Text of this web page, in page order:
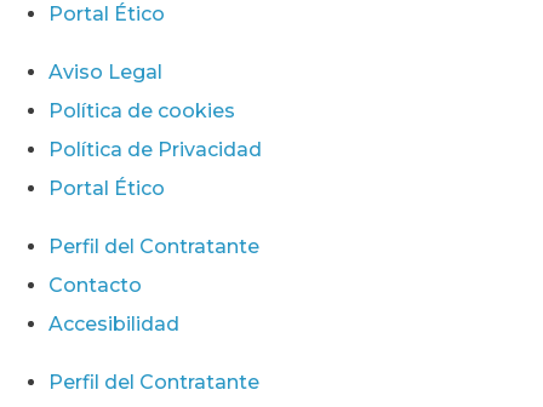
Portal Ético
Aviso Legal
Política de cookies
Política de Privacidad
Portal Ético
Perfil del Contratante
Contacto
Accesibilidad
Perfil del Contratante